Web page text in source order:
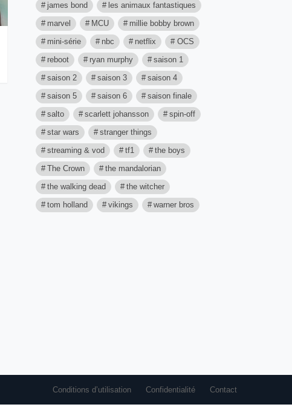
james bond
les animaux fantastiques
marvel
MCU
millie bobby brown
mini-série
nbc netflix
OCS
reboot
ryan murphy
saison 1
saison 2
saison 3
saison 4
saison 5
saison 6
saison finale
salto
scarlett johansson
spin-off
star wars
stranger things
streaming & vod
tf1
the boys
The Crown
the mandalorian
the walking dead
the witcher
tom holland
vikings warner bros
Conditions d’utilisation Confidentialité Contact